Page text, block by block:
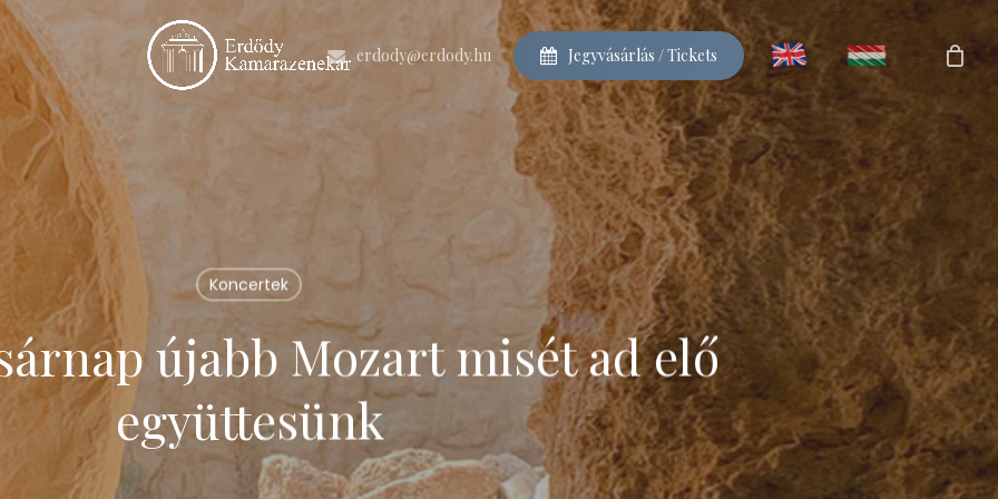
erdody@erdody.hu Jegyvásárlás /Tickets
Koncertek
újabb Mozart misét ad elő
együttesünk